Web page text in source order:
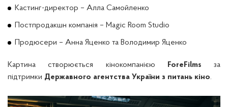
Кастинг-директор – Алла Самойленко
Постпродакшн компанія – Magic Room Studio
Продюсери – Анна Яценко та Володимир Яценко
Картина створюється кінокомпанією ForeFilms за
підтримки Державного агентства України з питань кіно.